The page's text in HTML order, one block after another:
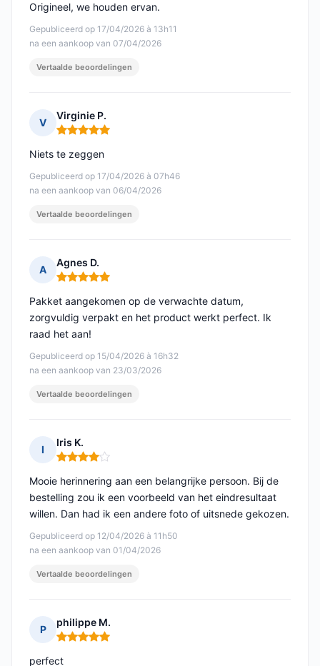
Gepubliceerd op 17/04/2026 à 13h11
na een aankoop van 07/04/2026
Origineel, we houden ervan.
Vertaalde beoordelingen
V
Virginie P.
Opmerking: 5 van 5
Gepubliceerd op 17/04/2026 à 07h46
na een aankoop van 06/04/2026
Niets te zeggen
Vertaalde beoordelingen
A
Agnes D.
Opmerking: 5 van 5
Gepubliceerd op 15/04/2026 à 16h32
na een aankoop van 23/03/2026
Pakket aangekomen op de verwachte datum,
zorgvuldig verpakt en het product werkt perfect. Ik
raad het aan!
Vertaalde beoordelingen
I
Iris K.
Opmerking: 4 van 5
Gepubliceerd op 12/04/2026 à 11h50
na een aankoop van 01/04/2026
Mooie herinnering aan een belangrijke persoon. Bij de
bestelling zou ik een voorbeeld van het eindresultaat
willen. Dan had ik een andere foto of uitsnede gekozen.
Vertaalde beoordelingen
P
philippe M.
Opmerking: 5 van 5
perfect